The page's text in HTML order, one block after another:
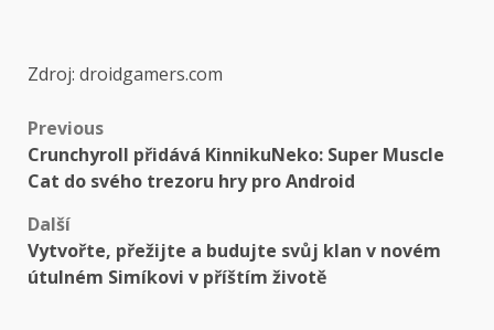
Zdroj: droidgamers.com
Post
navigation
Previous
Crunchyroll přidává KinnikuNeko: Super Muscle
Cat do svého trezoru hry pro Android
Další
Vytvořte, přežijte a budujte svůj klan v novém
útulném Simíkovi v příštím životě